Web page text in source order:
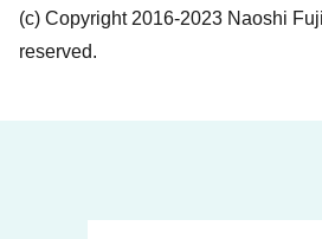
(c) Copyright 2016-2023 Naoshi
reserved.